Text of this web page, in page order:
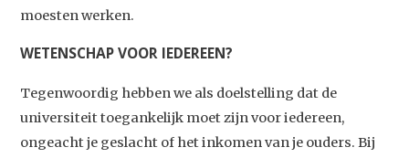
moesten werken.
WETENSCHAP VOOR IEDEREEN?
Tegenwoordig hebben we als doelstelling dat de
universiteit toegankelijk moet zijn voor iedereen,
ongeacht je geslacht of het inkomen van je ouders. Bij